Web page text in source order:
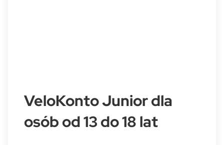
VeloKonto Junior dla
osób od 13 do 18 lat